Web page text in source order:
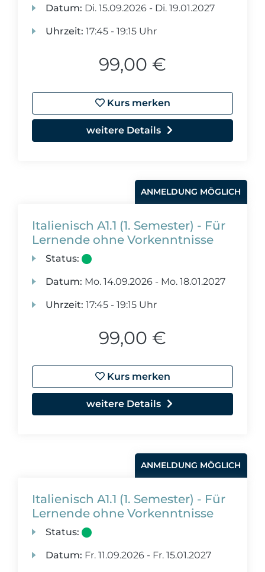
Datum: Di. 15.09.2026 - Di. 19.01.2027
Uhrzeit: 17:45 - 19:15 Uhr
99,00 €
Kurs merken
weitere Details
ANMELDUNG MÖGLICH
Italienisch A1.1 (1. Semester) - Für
Lernende ohne Vorkenntnisse
Status:
Datum: Mo. 14.09.2026 - Mo. 18.01.2027
Uhrzeit: 17:45 - 19:15 Uhr
99,00 €
Kurs merken
weitere Details
ANMELDUNG MÖGLICH
Italienisch A1.1 (1. Semester) - Für
Lernende ohne Vorkenntnisse
Status:
Datum: Fr. 11.09.2026 - Fr. 15.01.2027